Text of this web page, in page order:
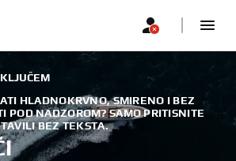
HLADNOKRVNO, SMIRENO I BEZ
POD NADZOROM? SAMO PRITISNITE
BEZ TEKSTA.